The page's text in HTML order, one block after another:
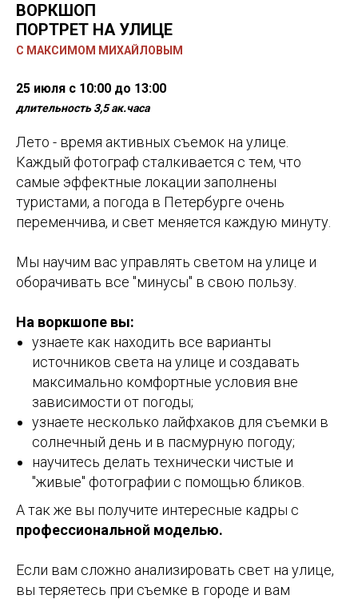
ВОРКШОП
ПОРТРЕТ НА УЛИЦЕ
С МАКСИМОМ МИХАЙЛОВЫМ
25 июля с 10:00 до 13:00
длительность 3,5 ак.часа
Лето - время активных съемок на улице.
Каждый фотограф сталкивается с тем, что
самые эффектные локации заполнены
туристами, а погода в Петербурге очень
переменчива, и свет меняется каждую минуту.
Мы научим вас управлять светом на улице и
оборачивать все "минусы" в свою пользу.
На воркшопе вы:
узнаете как находить все варианты
источников света на улице и создавать
максимально комфортные условия вне
зависимости от погоды;
узнаете несколько лайфхаков для съемки в
солнечный день и в пасмурную погоду;
научитесь делать технически чистые и
"живые" фотографии с помощью бликов.
А так же вы получите интересные кадры с
профессиональной моделью.
Если вам сложно анализировать свет на улице,
вы теряетесь при съемке в городе и вам